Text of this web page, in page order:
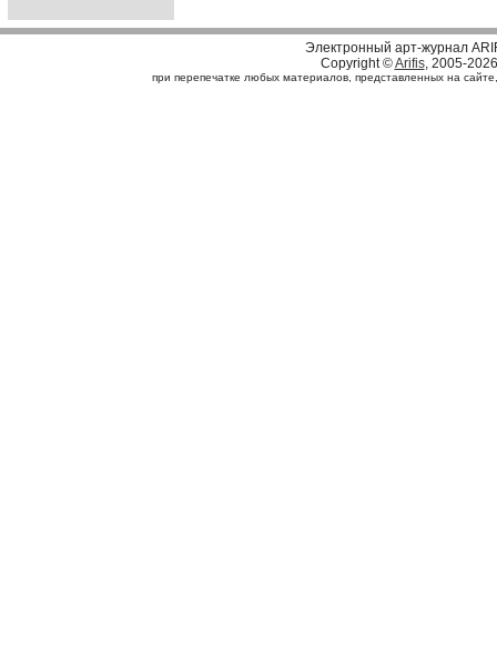
Электронный арт-журнал
Copyright ©Arifis, 2005-2026
при перепечатке любых материалов, представленных на